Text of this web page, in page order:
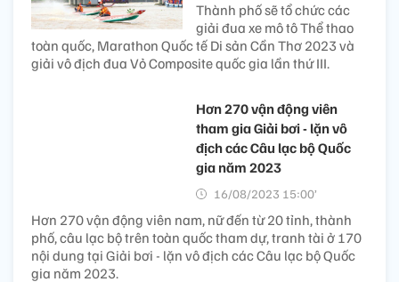
Thành phố sẽ tổ chức các
giải đua xe mô tô Thể thao
toàn quốc, Marathon Quốc tế Di sản Cần Thơ 2023 và
giải vô địch đua Vỏ Composite quốc gia lần thứ III.
Hơn 270 vận động viên
tham gia Giải bơi - lặn vô
địch các Câu lạc bộ Quốc
gia năm 2023
16/08/2023 15:00’
Hơn 270 vận động viên nam, nữ đến từ 20 tỉnh, thành
phố, câu lạc bộ trên toàn quốc tham dự, tranh tài ở 170
nội dung tại Giải bơi - lặn vô địch các Câu lạc bộ Quốc
gia năm 2023.